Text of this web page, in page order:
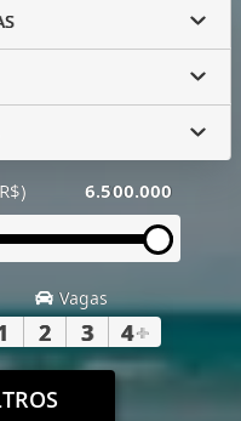
6.500.000
Vagas
2 3 4+